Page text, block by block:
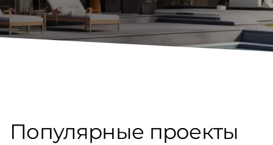
Популярные проекты